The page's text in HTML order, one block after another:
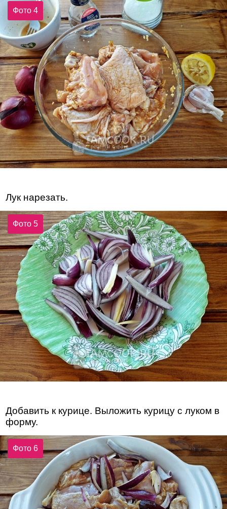
Фото 4
Лук нарезать.
Фото 5
Добавить к курице. Выложить курицу с луком в
форму.
Фото 6